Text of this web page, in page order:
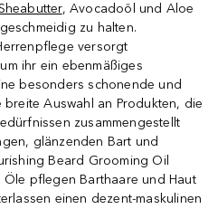
, Avocadoöl und Aloe
zu halten.
versorgt
ihr ein ebenmäßiges
besonders schonende und
Auswahl an Produkten, die
zusammengestellt
glänzenden Bart und
Beard Grooming Oil
pflegen Barthaare und Haut
einen dezent-maskulinen